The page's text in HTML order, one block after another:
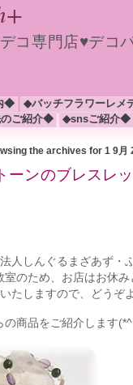
コ専門店♥デコ
◆ ◆バッチフラワーレメ
ご紹介◆ ◆snsご紹介◆
the archives for 1 9月
ーンのブレスレ
人しんぐるまざあず・
のため、お店はお休み
たしますので、どうぞ
の商品をご紹介します